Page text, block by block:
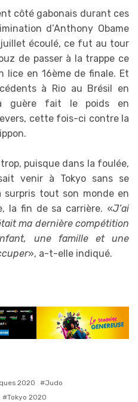
côté gabonais durant ces
d’Anthony Obame
écoulé, ce fut au tour
de passer à la trappe ce
lice en 16ème de finale. Et
à Rio au Brésil en
guère fait le poids en
cette fois-ci contre la
puisque dans la foulée,
venir à Tokyo sans se
surpris tout son monde en
la fin de sa carrière. «J’ai
ma dernière compétition
une famille et une
», a-t-elle indiqué.
2020
Judo
Tokyo 2020